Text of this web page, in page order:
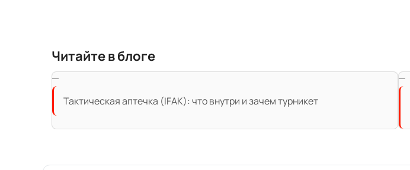
Читайте в блоге
Тактическая аптечка (IFAK): что внутри и зачем турникет